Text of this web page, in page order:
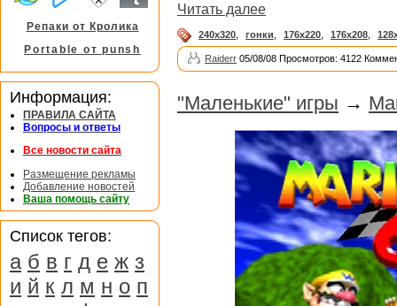
Читать далее
240x320 гонки 176x220 176x208
Raiderr 05/08/08 Просмотров: 4122
"Маленькие" игры →
Репаки от Кролика
Portable от punsh
Информация:
ПРАВИЛА САЙТА
Вопросы и ответы
Все новости сайта
Размещение рекламы
Добавление новостей
Ваша помощь сайту
Список тегов:
а б в г д е ж з
и й к л м н о п